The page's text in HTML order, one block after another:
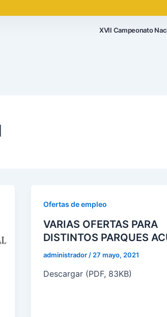
XVII Campeonato
Ofertas de empleo
VARIAS OFERTAS PARA
DISTINTOS PARQUES
administrador / 27 mayo, 2021
Descargar (PDF, 83KB)